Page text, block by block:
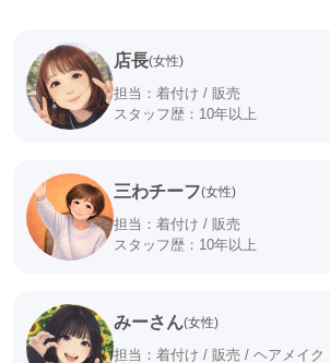
店長(女性)
担当：着付け / 販売
スタッフ歴：10年以上
三わチーフ(女性)
担当：着付け / 販売
スタッフ歴：10年以上
みーさん(女性)
担当：着付け / 販売 / ヘアメイク